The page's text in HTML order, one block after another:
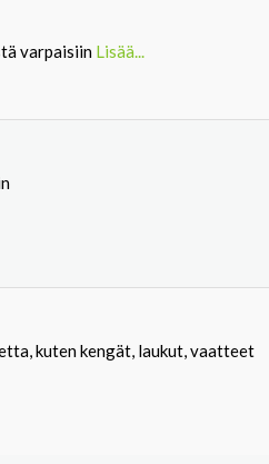
varpaisiin Lisää...
kuten kengät, laukut, vaatteet